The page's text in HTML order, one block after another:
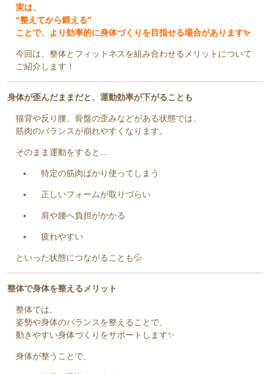
実は、
“整えてから鍛える”
ことで、より効率的に身体づくりを目指せる場合があります✨
今回は、整体とフィットネスを組み合わせるメリットについて
ご紹介します！
身体が歪んだままだと、運動効率が下がることも
猫背や反り腰、骨盤の歪みなどがある状態では、
筋肉のバランスが崩れやすくなります。
そのまま運動をすると…
特定の筋肉ばかり使ってしまう
正しいフォームが取りづらい
肩や腰へ負担がかかる
疲れやすい
といった状態につながることも💦
整体で身体を整えるメリット
整体では、
姿勢や身体のバランスを整えることで、
動きやすい身体づくりをサポートします✨
身体が整うことで、